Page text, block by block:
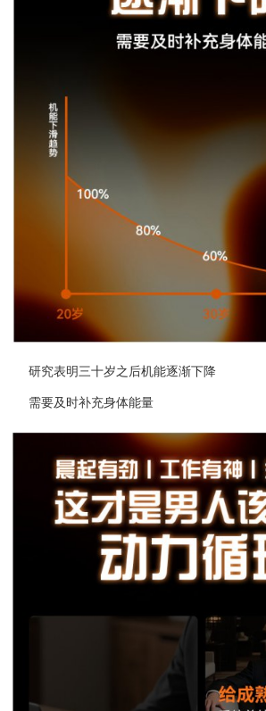
研究表明三十岁之后机能逐渐下降
需要及时补充身体能量